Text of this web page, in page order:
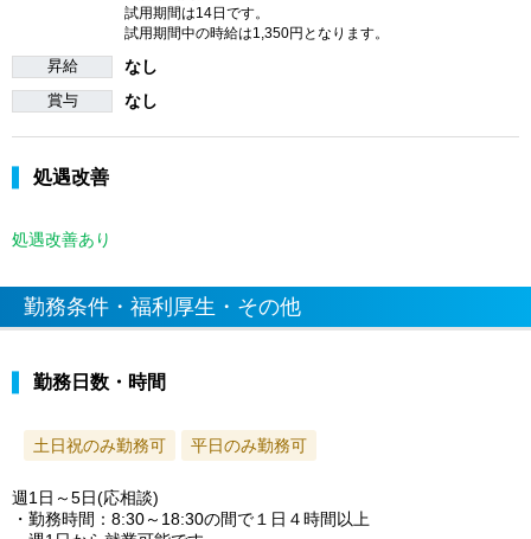
試用期間は14日です。
試用期間中の時給は1,350円となります。
昇給 なし
賞与 なし
処遇改善
処遇改善あり
勤務条件・福利厚生・その他
勤務日数・時間
土日祝のみ勤務可 平日のみ勤務可
週1日～5日(応相談)
・勤務時間：8:30～18:30の間で１日４時間以上